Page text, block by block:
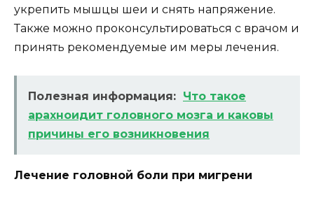
укрепить мышцы шеи и снять напряжение.
Также можно проконсультироваться с врачом и
принять рекомендуемые им меры лечения.
Полезная информация: Что такое
арахноидит головного мозга и каковы
причины его возникновения
Лечение головной боли при мигрени